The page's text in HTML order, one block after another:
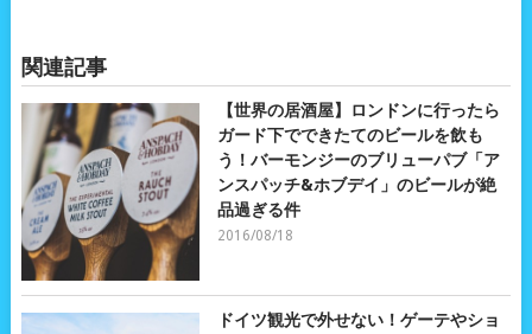
関連記事
【世界の居酒屋】ロンドンに行ったら
ガード下でできたてのビールを飲も
う！バーモンジーのブリューパブ「ア
ンスパッチ&ホブデイ」のビールが絶
品過ぎる件
2016/08/18
ドイツ観光で外せない！ゲーテやショ